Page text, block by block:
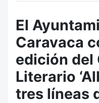
El
Caravaca
edición del
Literario
tres líneas